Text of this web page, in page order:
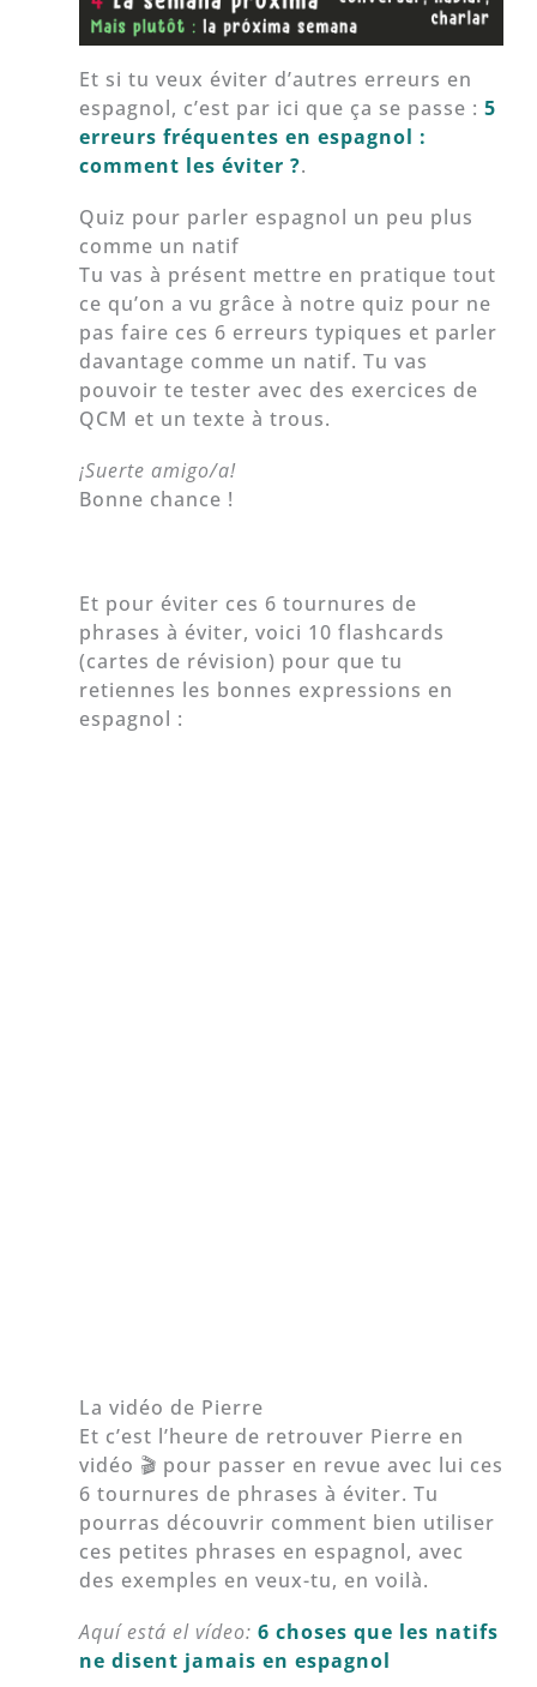
Et si tu veux éviter d’autres erreurs en
espagnol, c’est par ici que ça se passe :5
erreurs fréquentes en espagnol :
comment les éviter ?.
Quiz pour parler espagnol un peu plus
comme un natif
Tu vas à présent mettre en pratique tout
ce qu’on a vu grâce à notre quiz pour ne
pas faire ces 6 erreurs typiques et parler
davantage comme un natif. Tu vas
pouvoir te tester avec des exercices de
QCM et un texte à trous.
¡Suerte amigo/a!
Bonne chance !
Et pour éviter ces 6 tournures de
phrases à éviter, voici 10 flashcards
(cartes de révision) pour que tu
retiennes les bonnes expressions en
espagnol :
La vidéo de Pierre
Et c’est l’heure de retrouver Pierre en
vidéo 🎬 pour passer en revue avec lui ces
6 tournures de phrases à éviter. Tu
pourras découvrir comment bien utiliser
ces petites phrases en espagnol, avec
des exemples en veux-tu, en voilà.
Aquí está el vídeo: 6 choses que les natifs
ne disent jamais en espagnol